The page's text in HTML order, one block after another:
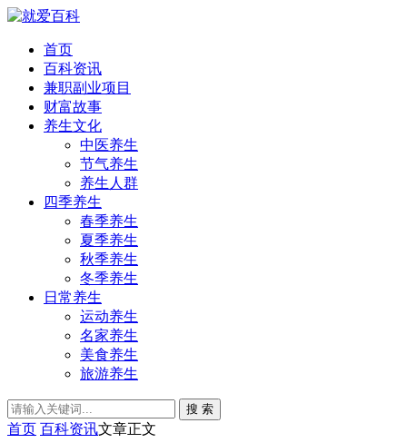
首页
百科资讯
兼职副业项目
财富故事
养生文化
中医养生
节气养生
养生人群
四季养生
春季养生
夏季养生
秋季养生
冬季养生
日常养生
运动养生
名家养生
美食养生
旅游养生
搜 索
首页 百科资讯文章正文